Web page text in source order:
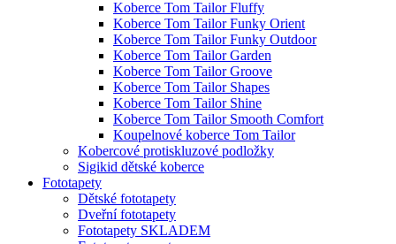
Koberce Tom Tailor Fluffy
Koberce Tom Tailor Funky Orient
Koberce Tom Tailor Funky Outdoor
Koberce Tom Tailor Garden
Koberce Tom Tailor Groove
Koberce Tom Tailor Shapes
Koberce Tom Tailor Shine
Koberce Tom Tailor Smooth Comfort
Koupelnové koberce Tom Tailor
Kobercové protiskluzové podložky
Sigikid dětské koberce
Fototapety
Dětské fototapety
Dveřní fototapety
Fototapety SKLADEM